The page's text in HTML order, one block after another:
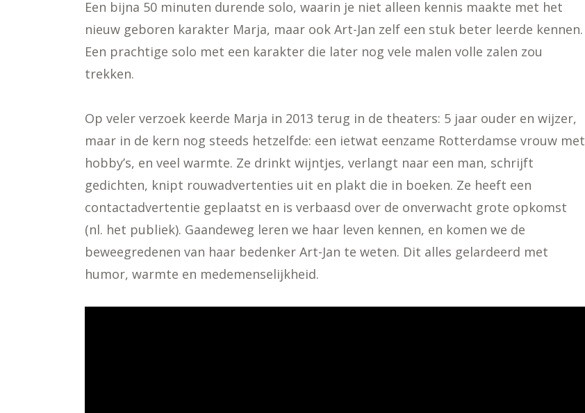
Een bijna 50 minuten durende solo, waarin je niet alleen kennis maakte met het
nieuw geboren karakter Marja, maar ook Art-Jan zelf een stuk beter leerde kennen.
Een prachtige solo met een karakter die later nog vele malen volle zalen zou
trekken.
Op veler verzoek keerde Marja in 2013 terug in de theaters: 5 jaar ouder en wijzer,
maar in de kern nog steeds hetzelfde: een ietwat eenzame Rotterdamse vrouw met
hobby’s, en veel warmte. Ze drinkt wijntjes, verlangt naar een man, schrijft
gedichten, knipt rouwadvertenties uit en plakt die in boeken. Ze heeft een
contactadvertentie geplaatst en is verbaasd over de onverwacht grote opkomst
(nl. het publiek). Gaandeweg leren we haar leven kennen, en komen we de
beweegredenen van haar bedenker Art-Jan te weten. Dit alles gelardeerd met
humor, warmte en medemenselijkheid.